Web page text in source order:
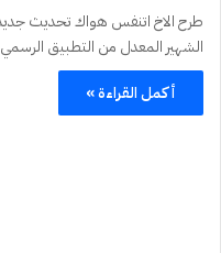
الشهير المعدل من التطبيق الرسمي BBM ، ويحتوي التحديث…
أكمل القراءة »